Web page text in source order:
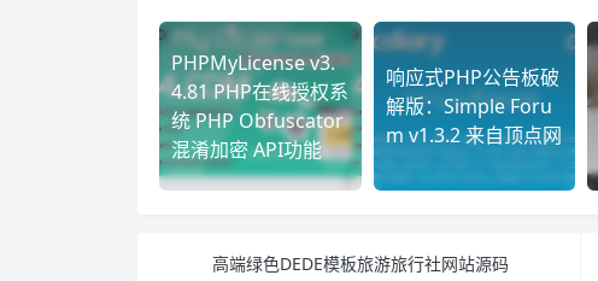
PHPMyLicense v3.
4.81 PHP在线授权系
统 PHP Obfuscator
混淆加密 API功能
响应式PHP公告板破
解版：Simple Foru
m v1.3.2 来自顶点网
高端绿色DEDE模板旅游旅行社网站源码